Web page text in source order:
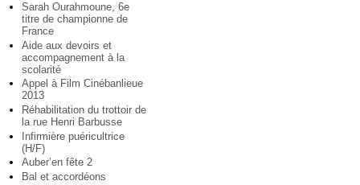
Sarah Ourahmoune, 6e
titre de championne de
France
Aide aux devoirs et
accompagnement à la
scolarité
Appel à Film Cinébanlieue
2013
Réhabilitation du trottoir de
la rue Henri Barbusse
Infirmière puéricultrice
(H/F)
Auber’en fête 2
Bal et accordéons